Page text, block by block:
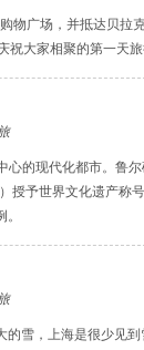
物广场，并抵达贝拉
祝大家相聚的第一天旅
心的现代化都市。鲁尔
授予世界文化遗产称
的雪，上海是很少见到